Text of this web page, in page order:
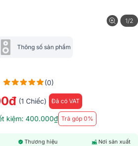
1/2
Thông số sản phẩm
(0)
(1 Chiếc) Đã có VAT
kiệm: 400.000₫ Trả góp 0%
Thương hiệu Nơi sản xuất